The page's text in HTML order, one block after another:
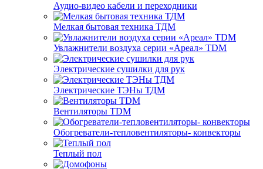
Аудио-видео кабели и переходники
Мелкая бытовая техника ТДМ
Увлажнители воздуха серии «Ареал» TDM
Электрические сушилки для рук
Электрические ТЭНы ТДМ
Вентиляторы TDM
Обогреватели-тепловентиляторы- конвекторы
Теплый пол